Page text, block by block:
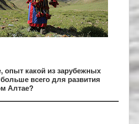
опыт какой из зарубежных
всего для развития
Алтае?